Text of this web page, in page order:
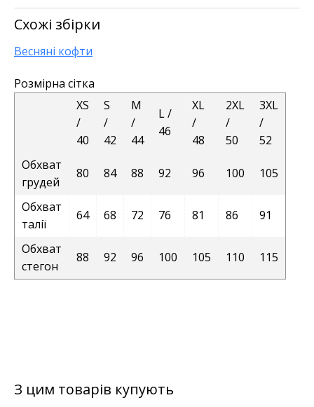
Схожі збірки
Весняні кофти
Розмірна сітка
XS
/
40
S
/
42
M
/
44
L /
46
XL
/
48
2XL
/
50
3XL
/
52
Обхват
грудей
80 84 88 92 96 100 105
Обхват
талії
64 68 72 76 81 86 91
Обхват
стегон
88 92 96 100 105 110 115
З цим товарів купують